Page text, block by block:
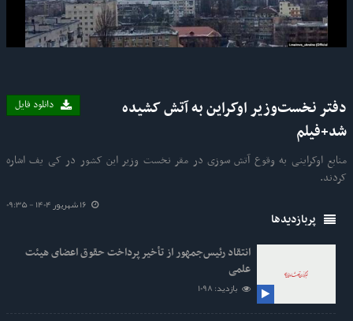
Video
دانلود فایل
دفتر نخست‌وزیر اوکراین به آتش کشیده
شد+فیلم
منابع اوکراینی به وقوع آتش سوزی در مقر نخست وزیر این کشور در کی یف اشاره
کردند.
پربازدیدها
انتقاد رئیس‌جمهور از تأخیر پرداخت حقوق اعضای هیئت
علمی
بازدید: 1098